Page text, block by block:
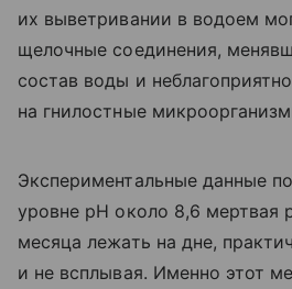
их выветривании в водоем
щелочные соединения,
состав воды и
на гнилостные
Экспериментальные данные
уровне pH около 8,6 мертвая
месяца лежать на дне,
и не всплывая. Именно этот